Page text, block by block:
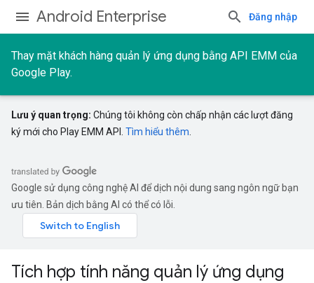
Android Enterprise Đăng nhập
Thay mặt khách hàng quản lý ứng dụng bằng API EMM của
Google Play.
Lưu ý quan trọng: Chúng tôi không còn chấp nhận các lượt đăng
ký mới cho Play EMM API. Tìm hiểu thêm
Google sử dụng công nghệ AI để dịch nội dung sang ngôn ngữ bạn
ưu tiên. Bản dịch bằng AI có thể có lỗi.
Tích hợp tính năng quản lý ứng dụng